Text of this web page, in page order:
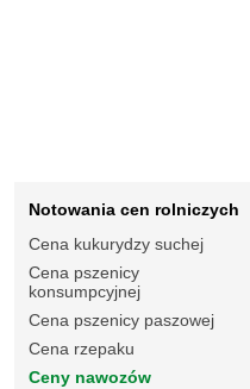
Notowania cen rolniczych
Cena kukurydzy suchej
Cena pszenicy
konsumpcyjnej
Cena pszenicy paszowej
Cena rzepaku
Ceny nawozów